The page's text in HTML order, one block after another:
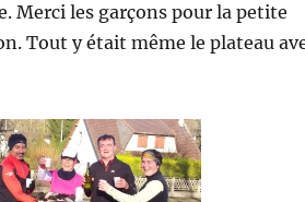
Merci les garçons pour la petite
Tout y était même le plateau